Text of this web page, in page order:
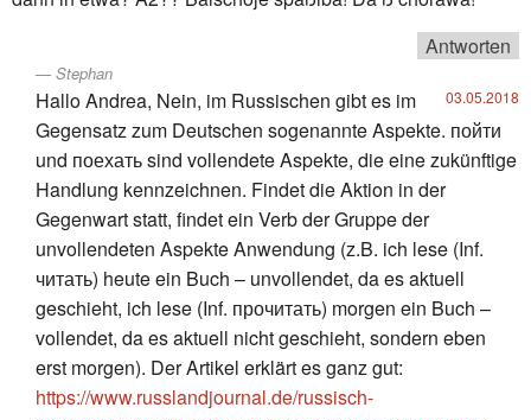
Antworten
Stephan
03.05.2018
Hallo Andrea, Nein, im Russischen gibt es im
Gegensatz zum Deutschen sogenannte Aspekte. пойти
und поехать sind vollendete Aspekte, die eine zukünftige
Handlung kennzeichnen. Findet die Aktion in der
Gegenwart statt, findet ein Verb der Gruppe der
unvollendeten Aspekte Anwendung (z.B. ich lese (Inf.
читать) heute ein Buch – unvollendet, da es aktuell
geschieht, ich lese (Inf. прочитать) morgen ein Buch –
vollendet, da es aktuell nicht geschieht, sondern eben
erst morgen). Der Artikel erklärt es ganz gut:
https://www.russlandjournal.de/russisch-